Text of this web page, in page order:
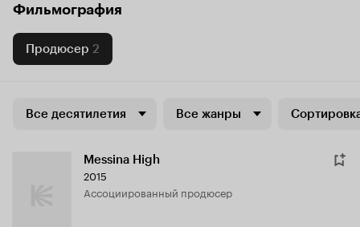
Фильмография
Продюсер 2
Все десятилетия Все жанры
Messina High
2015
ассоциированный продюсер